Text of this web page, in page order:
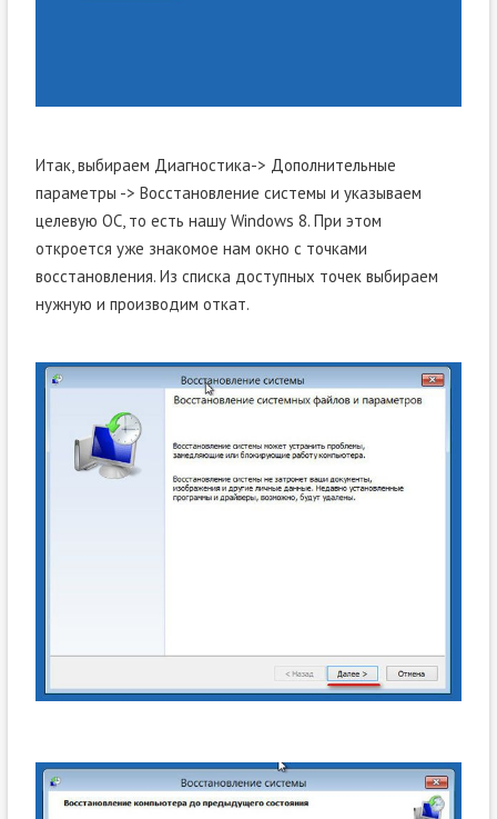
Итак, выбираем Диагностика-> Дополнительные
параметры -> Восстановление системы и указываем
целевую ОС, то есть нашу Windows 8. При этом
откроется уже знакомое нам окно с точками
восстановления. Из списка доступных точек выбираем
нужную и производим откат.